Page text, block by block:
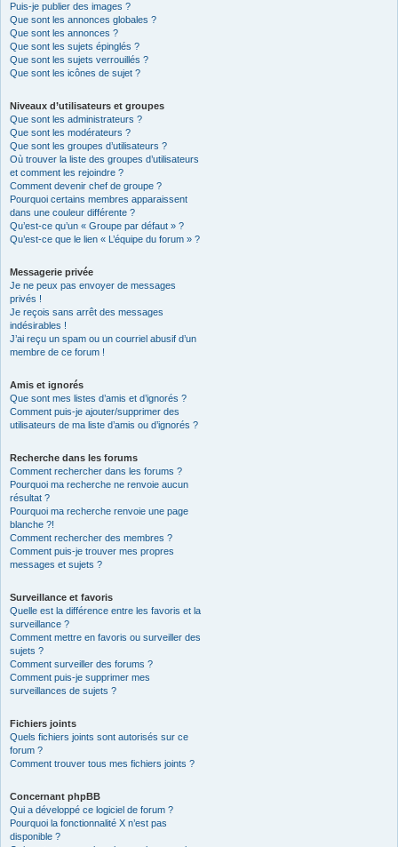
Puis-je publier des images ?
Que sont les annonces globales ?
Que sont les annonces ?
Que sont les sujets épinglés ?
Que sont les sujets verrouillés ?
Que sont les icônes de sujet ?
Niveaux d’utilisateurs et groupes
Que sont les administrateurs ?
Que sont les modérateurs ?
Que sont les groupes d’utilisateurs ?
Où trouver la liste des groupes d’utilisateurs
et comment les rejoindre ?
Comment devenir chef de groupe ?
Pourquoi certains membres apparaissent
dans une couleur différente ?
Qu’est-ce qu’un « Groupe par défaut » ?
Qu’est-ce que le lien « L’équipe du forum » ?
Messagerie privée
Je ne peux pas envoyer de messages
privés !
Je reçois sans arrêt des messages
indésirables !
J’ai reçu un spam ou un courriel abusif d’un
membre de ce forum !
Amis et ignorés
Que sont mes listes d’amis et d’ignorés ?
Comment puis-je ajouter/supprimer des
utilisateurs de ma liste d’amis ou d’ignorés ?
Recherche dans les forums
Comment rechercher dans les forums ?
Pourquoi ma recherche ne renvoie aucun
résultat ?
Pourquoi ma recherche renvoie une page
blanche ?!
Comment rechercher des membres ?
Comment puis-je trouver mes propres
messages et sujets ?
Surveillance et favoris
Quelle est la différence entre les favoris et la
surveillance ?
Comment mettre en favoris ou surveiller des
sujets ?
Comment surveiller des forums ?
Comment puis-je supprimer mes
surveillances de sujets ?
Fichiers joints
Quels fichiers joints sont autorisés sur ce
forum ?
Comment trouver tous mes fichiers joints ?
Concernant phpBB
Qui a développé ce logiciel de forum ?
Pourquoi la fonctionnalité X n’est pas
disponible ?